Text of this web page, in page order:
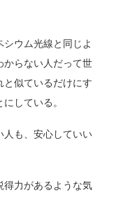
ウム光線と同じよ
からない人だって世
似ているだけにす
している。
も、安心していい
力があるような気